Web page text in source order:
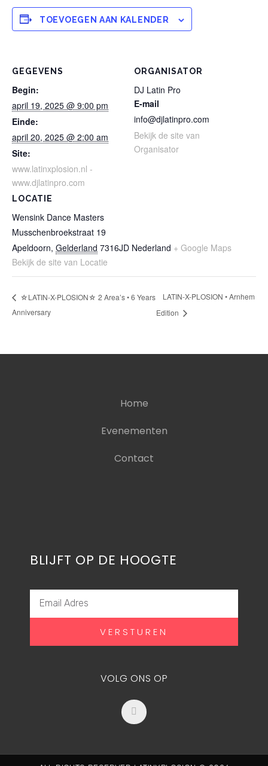
TOEVOEGEN AAN KALENDER
GEGEVENS
Begin:
april 19, 2025 @ 9:00 pm
Einde:
april 20, 2025 @ 2:00 am
Site:
www.latinxplosion.nl -
www.djlatinpro.com
LOCATIE
Wensink Dance Masters
Musschenbroekstraat 19
Apeldoorn, Gelderland 7316JD Nederland + Google Maps
Bekijk de site van Locatie
ORGANISATOR
DJ Latin Pro
E-mail
info@djlatinpro.com
Bekijk de site van
Organisator
☆LATIN-X-PLOSION☆ 2 Area’s • 6 Years
Anniversary
LATIN-X-PLOSION • Arnhem
Edition
Home
Evenementen
Contact
BLIJFT OP DE HOOGTE
EMAIL
ADRES
VERSTUREN
VOLG ONS OP
F
a
c